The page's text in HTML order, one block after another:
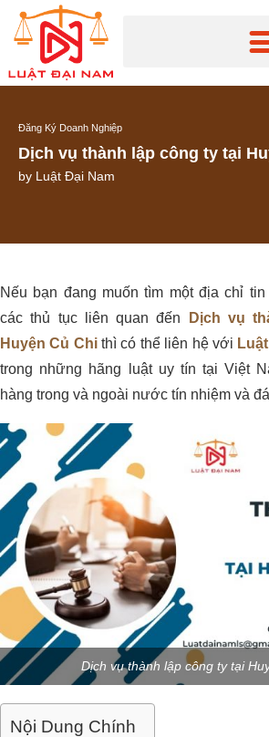
Đăng Ký Doanh Nghiệp
Dịch vụ thành lập công ty tại
by Luật Đại Nam
Nếu bạn đang muốn tìm một địa chỉ
các thủ tục liên quan đến
Dịch vụ
Huyện Củ Chithì có thể liên hệ với
trong những hãng luật uy tín tại Việt
hàng trong và ngoài nước tín nhiệm và
Dịch vụ thành lập công ty tại
Nội Dung Chính